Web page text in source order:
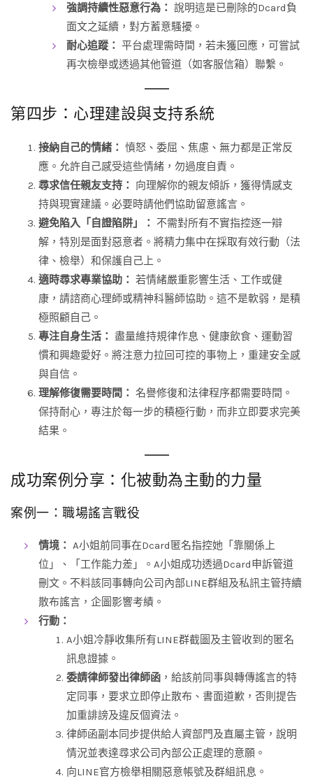
強調持續性惡意行為： 說明這是已刪除的Dcard負
面文之延續，對方蓄意騷擾。
耐心追蹤： 平台處理需時間，若未獲回應，可嘗試
再次檢舉或透過其他管道（如客服信箱）聯繫。
第四步：心理建設與支持系統
接納自己的情緒： 憤怒、委屈、焦慮、無力都是正常反
應。允許自己感受這些情緒，勿過度自責。
尋求信任親友支持： 向理解你的親友傾訴，獲得情感支
持與現實建議。必要時請他們協助留意謠言。
避免陷入「自證陷阱」： 不需對所有不實指控逐一辯
解，特別是面對惡意者。將精力集中在採取有效行動（法
律、檢舉）和保護自己上。
適時尋求專業協助： 若情緒嚴重影響生活、工作或健
康，請諮商心理師或精神科醫師協助。這不是軟弱，是積
極照顧自己。
專注自身生活： 盡量維持規律作息、健康飲食、運動習
慣和興趣愛好。將注意力拉回可控的事物上，重建安全感
與自信。
理解修復需要時間： 名譽修復和法律程序都需要時間。
保持耐心，專注於每一步的積極行動，而非立即要求完美
結果。
成功案例分享：化被動為主動的力量
案例一：職場謠言戰役
情境： A小姐前同事在Dcard匿名指控她「靠關係上
位」、「工作能力差」。A小姐成功透過Dcard申訴管道
刪文。不料該同事轉向公司內部LINE群組及私訊主管持續
散布謠言，企圖影響考績。
行動：
A小姐冷靜收集所有LINE群截圖及主管收到的匿名
訊息證據。
委請律師發出律師函 ，給該前同事與轉傳謠言的特
定同事，要求立即停止散布、書面道歉，否則提告
加重誹謗及違反個資法。
律師函副本同步提供給人資部門及直屬主管，說明
情況並表達尋求公司內部公正處理的意願。
向LINE官方檢舉相關惡意帳號及群組訊息。